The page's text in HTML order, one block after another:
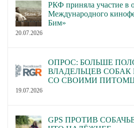
РКФ приняла участие в
Международного
Бим»
20.07.2026
ОПРОС: БОЛЬШЕ
ВЛАДЕЛЬЦЕВ
СО СВОИМИ
19.07.2026
GPS ПРОТИВ